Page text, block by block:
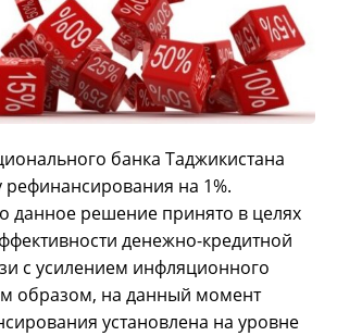
банка Таджикистана
рефинансирования на 1%.
данное решение принято в целях
денежно-кредитной
с усилением инфляционного
образом, на данный момент
установлена на уровне